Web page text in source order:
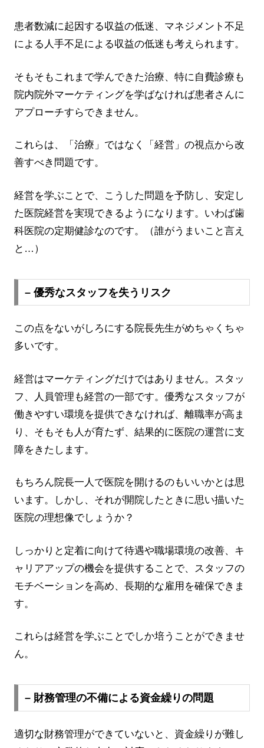
患者数減に起因する収益の低迷、マネジメント不足
による人手不足による収益の低迷も考えられます。
そもそもこれまで学んできた治療、特に自費診療も
院内院外マーケティングを学ばなければ患者さんに
アプローチすらできません。
これらは、「治療」ではなく「経営」の視点から改
善すべき問題です。
経営を学ぶことで、こうした問題を予防し、安定し
た医院経営を実現できるようになります。いわば歯
科医院の定期健診なのです。（誰がうまいこと言え
と…）
– 優秀なスタッフを失うリスク
この点をないがしろにする院長先生がめちゃくちゃ
多いです。
経営はマーケティングだけではありません。スタッ
フ、人員管理も経営の一部です。優秀なスタッフが
働きやすい環境を提供できなければ、離職率が高ま
り、そもそも人が育たず、結果的に医院の運営に支
障をきたします。
もちろん院長一人で医院を開けるのもいいかとは思
います。しかし、それが開院したときに思い描いた
医院の理想像でしょうか？
しっかりと定着に向けて待遇や職場環境の改善、キ
ャリアアップの機会を提供することで、スタッフの
モチベーションを高め、長期的な雇用を確保できま
す。
これらは経営を学ぶことでしか培うことができませ
ん。
– 財務管理の不備による資金繰りの問題
適切な財務管理ができていないと、資金繰りが難し